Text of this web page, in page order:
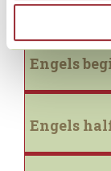
Engels
Engels